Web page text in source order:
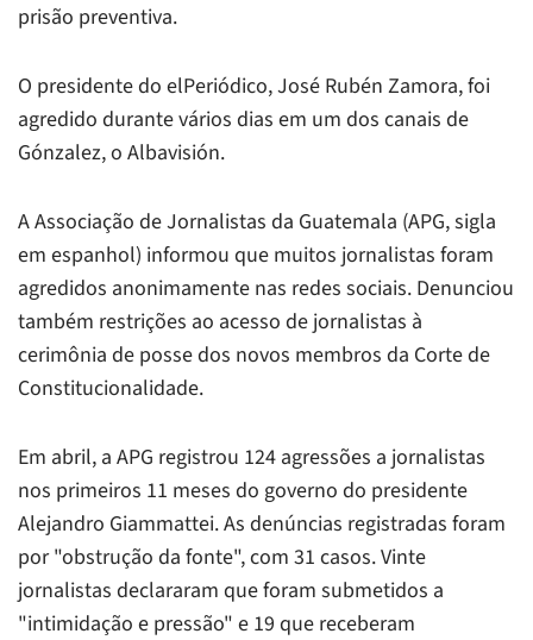
prisão preventiva.
O presidente do elPeriódico, José Rubén Zamora, foi
agredido durante vários dias em um dos canais de
Gónzalez, o Albavisión.
A Associação de Jornalistas da Guatemala (APG, sigla
em espanhol) informou que muitos jornalistas foram
agredidos anonimamente nas redes sociais. Denunciou
também restrições ao acesso de jornalistas à
cerimônia de posse dos novos membros da Corte de
Constitucionalidade.
Em abril, a APG registrou 124 agressões a jornalistas
nos primeiros 11 meses do governo do presidente
Alejandro Giammattei. As denúncias registradas foram
por "obstrução da fonte", com 31 casos. Vinte
jornalistas declararam que foram submetidos a
"intimidação e pressão" e 19 que receberam